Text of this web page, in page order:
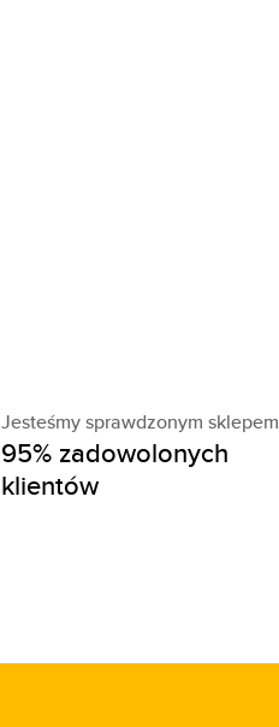
Jesteśmy sprawdzonym sklepem
95% zadowolonych
klientów